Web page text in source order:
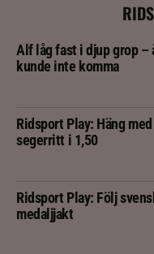
Alf låg fast i djup grop –
kunde inte komma
Ridsport Play: Häng
segerritt i 1,50
Ridsport Play: Följ
medaljjakt